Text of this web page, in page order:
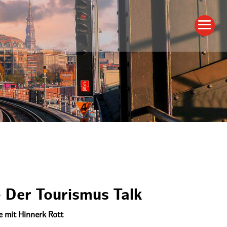
Tourismus Talk
mit Hinnerk Rott